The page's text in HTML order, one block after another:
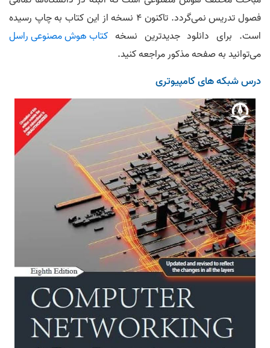
فصول تدریس نمی‌گردد. تاکنون 4 نسخه از این کتاب به چاپ رسیده
است. برای دانلود جدیدترین نسخه کتاب هوش مصنوعی راسل
می‌توانید به صفحه مذکور مراجعه کنید.
درس شبکه های کامپیوتری